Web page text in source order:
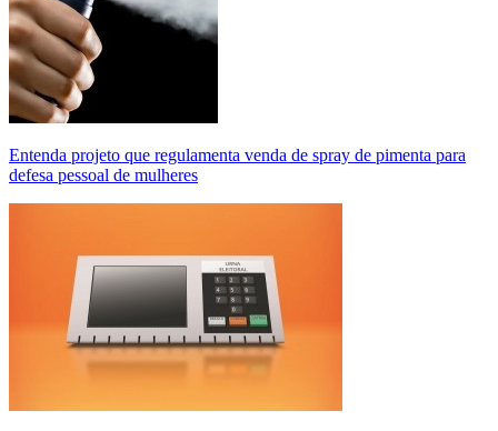
Entenda projeto que regulamenta venda de spray de pimenta para
defesa pessoal de mulheres